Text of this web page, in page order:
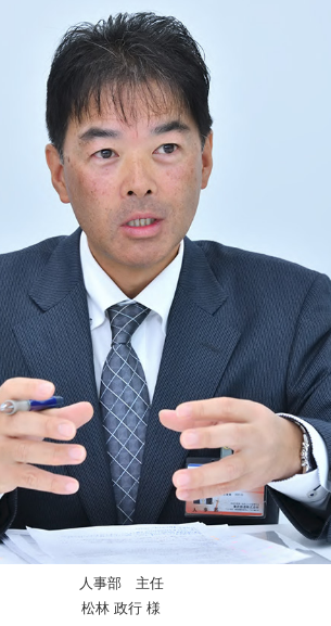
人事部 主任
松林 政行 様